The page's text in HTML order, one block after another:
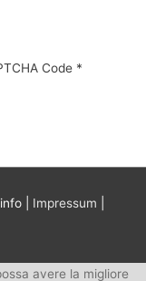
Code*
Impressum
avere la migliore